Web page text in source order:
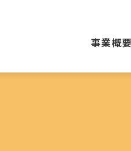
事業概要